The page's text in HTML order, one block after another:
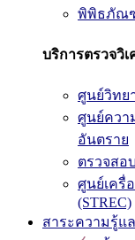
พิพิธภัณ
บริการตรวจวิ
ศูนย์วิทย
ศูนย์ควา
อันตราย
ตรวจสอ
ศูนย์เครื่
(STREC)
สาระความรู้แ